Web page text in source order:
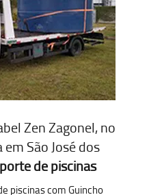
Zen Zagonel, no
São José dos
de piscinas
piscinas com Guincho